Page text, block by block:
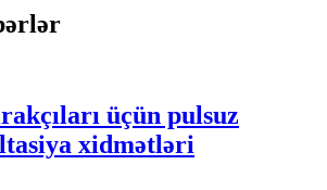
üçün pulsuz
xidmətləri